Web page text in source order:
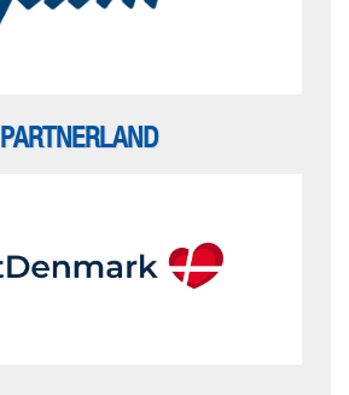
PARTNERLAND